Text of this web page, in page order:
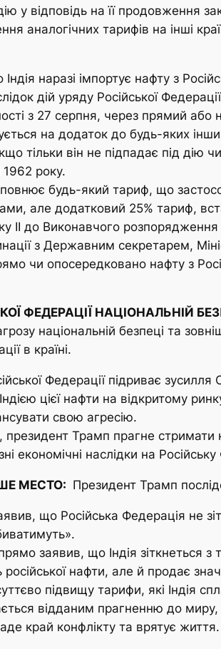
у відповідь на її продовження
аналогічних тарифів на інші
наразі імпортує нафту з
дій уряду Російської
з 27 серпня, через прямий або
на додаток до будь-яких
тільки він не підпадає під дію
1962 року.
будь-який тариф, що
але додатковий 25% тариф,
II до Виконавчого розпорядження
з Державним секретарем,
чи опосередковано нафту з
ФЕДЕРАЦІЇ НАЦІОНАЛЬНІЙ
національній безпеці та
в країні.
Федерації підриває
цієї нафти на відкритому
свою агресію.
Трамп прагне стримати
економічні наслідки на
МЕСТО: Президент Трамп
що Російська Федерація не
заявив, що Індія зіткнеться з
російської нафти, але й продає
підвищу тарифи, які Індія
відданим прагненню до миру,
край конфлікту та врятує життя.